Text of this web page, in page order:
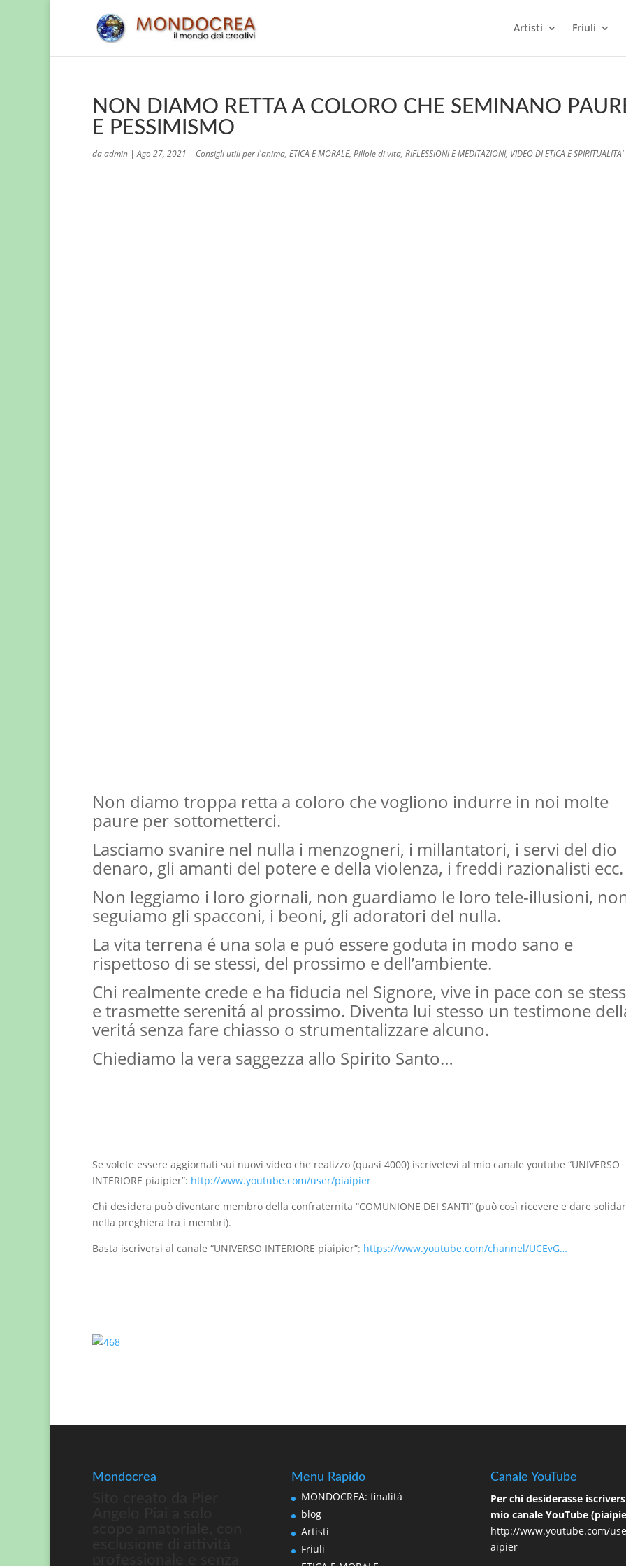
Artisti Friuli
NON DIAMO RETTA A COLORO CHE SEMINANO
E PESSIMISMO
daadmin |Ago 27, 2021 | Consigli utili per l'anima, ETICA E MORALE, Pillole di vita, RIFLESSIONI E MEDITAZIONI, VIDEO DI ETICA E SPIRITUALITA'
Non diamo troppa retta a coloro che vogliono indurre in noi molte
paure per sottometterci.
Lasciamo svanire nel nulla i menzogneri, i millantatori, i servi del dio
denaro, gli amanti del potere e della violenza, i freddi razionalisti ecc.
Non leggiamo i loro giornali, non guardiamo le loro tele-illusioni,
seguiamo gli spacconi, i beoni, gli adoratori del nulla.
La vita terrena é una sola e puó essere goduta in modo sano e
rispettoso di se stessi, del prossimo e dell’ambiente.
Chi realmente crede e ha fiducia nel Signore, vive in pace con se
e trasmette serenitá al prossimo. Diventa lui stesso un testimone
veritá senza fare chiasso o strumentalizzare alcuno.
Chiediamo la vera saggezza allo Spirito Santo…
Se volete essere aggiornati sui nuovi video che realizzo (quasi 4000) iscrivetevi al mio canale youtube “UNIVERSO
INTERIORE piaipier”: http://www.youtube.com/user/piaipier
Chi desidera può diventare membro della confraternita “COMUNIONE DEI SANTI” (può così ricevere e dare
nella preghiera tra i membri).
Basta iscriversi al canale “UNIVERSO INTERIORE piaipier”: https://www.youtube.com/channel/UCEvG…
Mondocrea Menu Rapido
MONDOCREA: finalità
blog
Artisti
Friuli
Canale YouTube
Per chi desiderasse
mio canale YouTube
http://www.youtube.com/
aipier